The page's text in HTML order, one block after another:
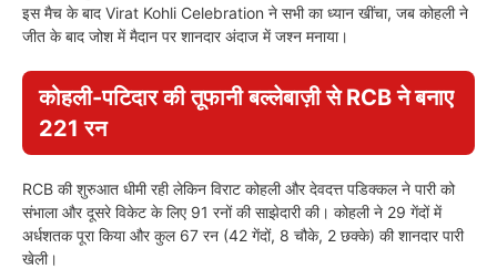
इस मैच के बाद Virat Kohli Celebration ने सभी का ध्यान खींचा, जब कोहली ने
जीत के बाद जोश में मैदान पर शानदार अंदाज में जश्न मनाया।
कोहली-पटिदार की तूफानी बल्लेबाज़ी से RCB ने बनाए
221 रन
RCB की शुरुआत धीमी रही लेकिन विराट कोहली और देवदत्त पडिक्कल ने पारी को
संभाला और दूसरे विकेट के लिए 91 रनों की साझेदारी की। कोहली ने 29 गेंदों में
अर्धशतक पूरा किया और कुल 67 रन (42 गेंदों, 8 चौके, 2 छक्के) की शानदार पारी
खेली।